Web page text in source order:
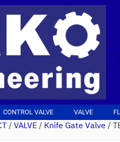
CONTROL VALVE VALVE
/VALVE/Knife Gate Valve/